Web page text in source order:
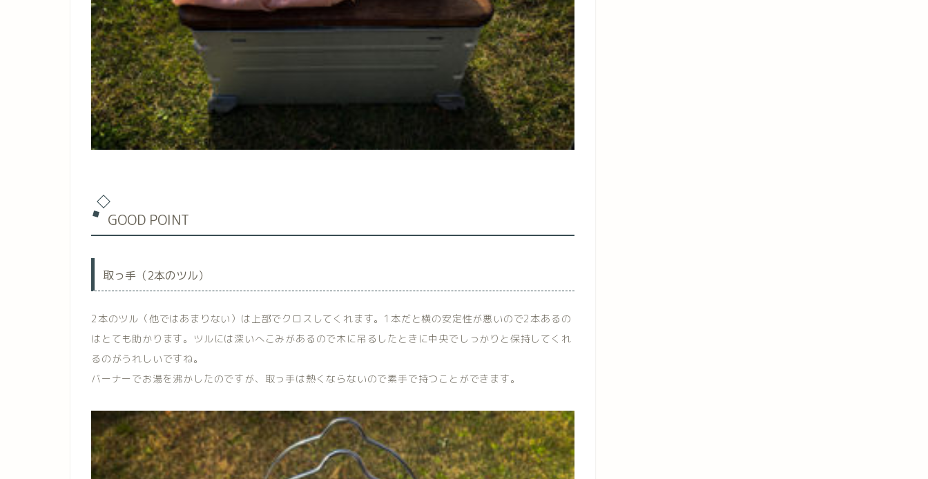
GOOD POINT
取っ手（2本のツル）
2本のツル（他ではあまりない）は上部でクロスしてくれます。1本だと横の安定性が悪いので2本あるの
はとても助かります。
ツルには深いへこみがあるので木に吊るしたときに中央でしっかりと保持してくれ
るのがうれしいですね。
バーナーでお湯を沸かしたのですが、取っ手は熱くならないので素手で持つことができます。